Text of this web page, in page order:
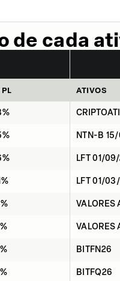
de cada
PL ATIVOS
NTN-B
LFT 01/
LFT 01/
VALORES
VALORES
BITFN26
BITFQ26